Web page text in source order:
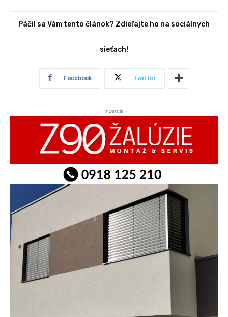
Páčil sa Vám tento článok? Zdieľajte ho na sociálnych
sieťach!
Facebook Twitter
- Inzercia -